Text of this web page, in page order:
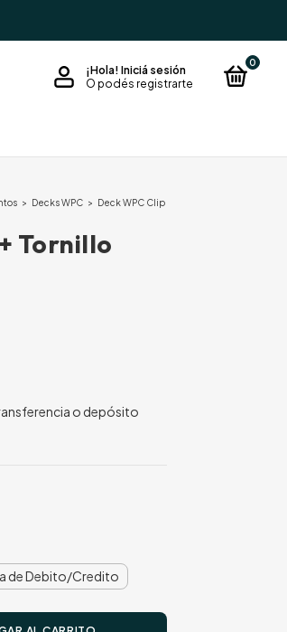
¡Hola! Iniciá sesión
O podés registrarte
0
> Decks WPC > Deck WPC Clip
Tornillo
o depósito
de Debito/Credito